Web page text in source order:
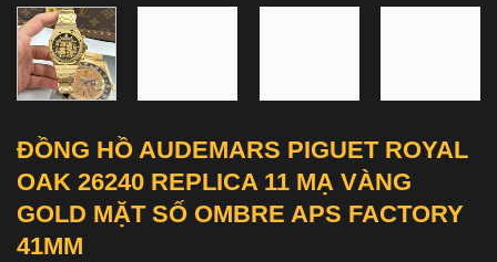
ĐỒNG HỒ AUDEMARS PIGUET ROYAL
OAK 26240 REPLICA 11 MẠ VÀNG
GOLD MẶT SỐ OMBRE APS FACTORY
41MM